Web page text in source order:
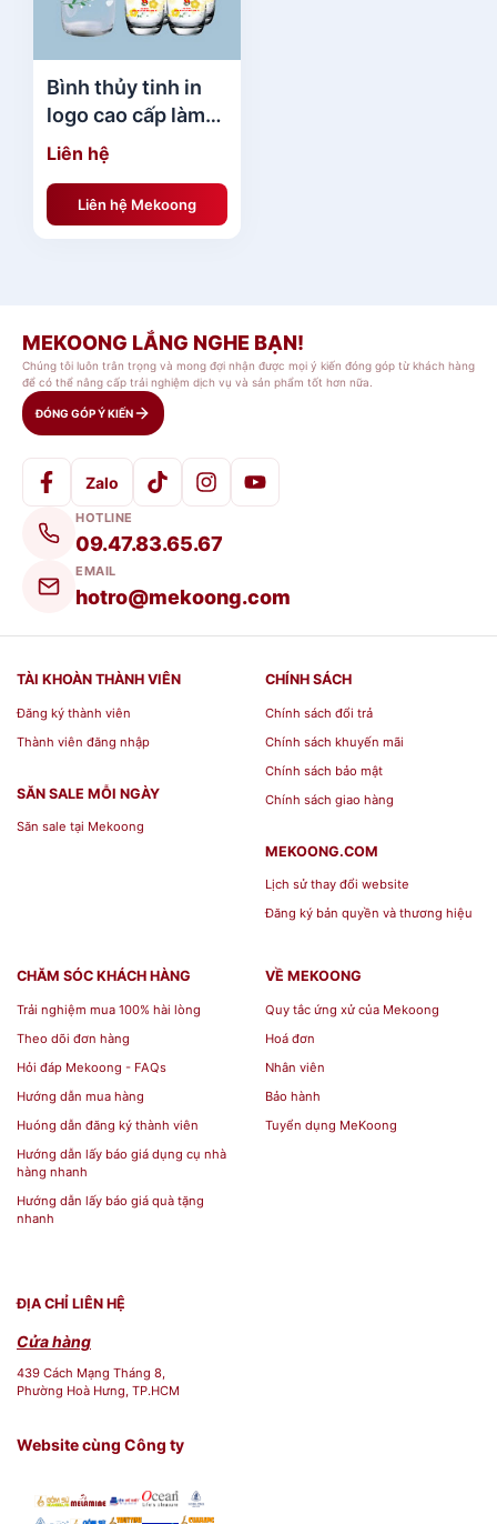
Bình thủy tinh in
logo cao cấp làm
quà tặng đại hội
BTTMK1
Liên hệ
Liên hệ Mekoong
MEKOONG LẮNG NGHE BẠN!
Chúng tôi luôn trân trọng và mong đợi nhận được mọi ý kiến đóng góp từ khách hàng
để có thể nâng cấp trải nghiệm dịch vụ và sản phẩm tốt hơn nữa.
ĐÓNG GÓP Ý KIẾN
Zalo
HOTLINE
09.47.83.65.67
EMAIL
hotro@mekoong.com
TÀI KHOÀN THÀNH VIÊN
Đăng ký thành viên
Thành viên đăng nhập
SĂN SALE MỖI NGÀY
Săn sale tại Mekoong
CHÍNH SÁCH
Chính sách đổi trả
Chính sách khuyến mãi
Chính sách bảo mật
Chính sách giao hàng
MEKOONG.COM
Lịch sử thay đổi website
Đăng ký bản quyền và thương hiệu
CHĂM SÓC KHÁCH HÀNG
Trải nghiệm mua 100% hài lòng
Theo dõi đơn hàng
Hỏi đáp Mekoong - FAQs
Hướng dẫn mua hàng
Huóng dẫn đăng ký thành viên
Hướng dẫn lấy báo giá dụng cụ nhà
hàng nhanh
Hướng dẫn lấy báo giá quà tặng
nhanh
VỀ MEKOONG
Quy tắc ứng xử của Mekoong
Hoá đơn
Nhân viên
Bảo hành
Tuyển dụng MeKoong
ĐỊA CHỈ LIÊN HỆ
Cửa hàng
439 Cách Mạng Tháng 8,
Phường Hoà Hưng, TP.HCM
Website cùng Công ty